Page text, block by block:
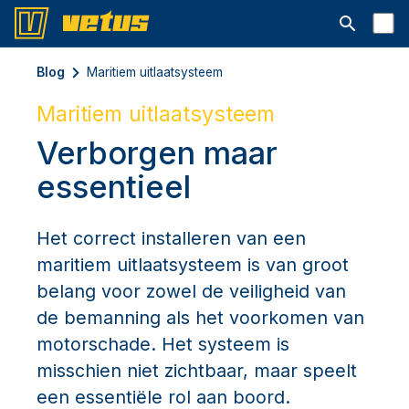
Open
Blog Maritiem uitlaatsysteem
Maritiem uitlaatsysteem
Verborgen maar
essentieel
Het correct installeren van een
maritiem uitlaatsysteem is van groot
belang voor zowel de veiligheid van
de bemanning als het voorkomen van
motorschade. Het systeem is
misschien niet zichtbaar, maar speelt
een essentiële rol aan boord.